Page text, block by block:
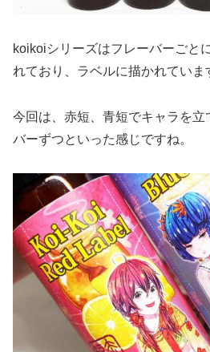
koikoiシリーズはフレーバーごと
れており、ラベルに描かれていま
今回は、赤短、青短でキャラを
バーずつといった感じですね。